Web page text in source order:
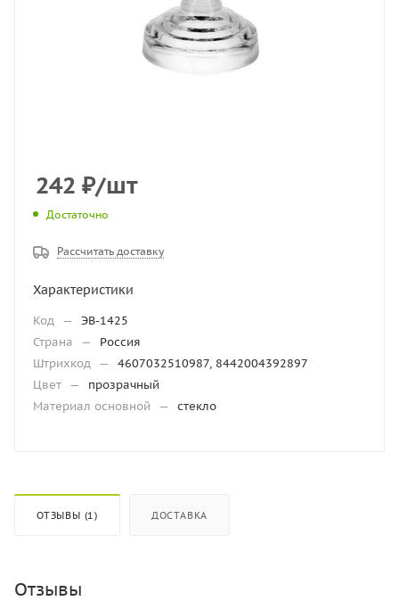
242 ₽/шт
Достаточно
Рассчитать доставку
Характеристики
Код —
ЭВ-1425
Страна
—
Россия
Штрихкод —
4607032510987, 8442004392897
Цвет —
прозрачный
Материал основной
— стекло
ОТЗЫВЫ (1) ДОСТАВКА
Отзывы